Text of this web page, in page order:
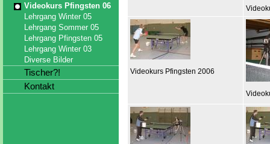
Videokurs Pfingsten 2006
Videokurs Pfingsten 06
Lehrgang Winter 05
Lehrgang Sommer 05
Lehrgang Pfingsten 05
Lehrgang Winter 03
Diverse Bilder
Tischer?!
Kontakt